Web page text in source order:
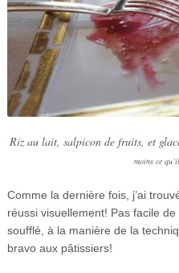
Riz au lait, salpicon de fruits, et
moins ce
Comme la dernière fois, j’ai
réussi visuellement! Pas facile
soufflé, à la manière de la
bravo aux pâtissiers!